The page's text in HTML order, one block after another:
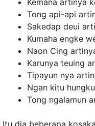
Kemana artinya
Tong api-api
Sakedap deui
Kumaha engke
Naon Cing
Karunya teuing
Tipayun nya
Ngan kitu
Tong ngalamun
Itu dia beberapa